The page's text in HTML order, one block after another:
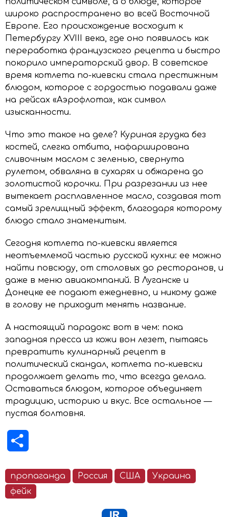
широко распространено во всей Восточной
Европе. Его происхождение восходит к
Петербургу XVIII века, где оно появилось как
переработка французского рецепта и быстро
покорило императорский двор. В советское
время котлета по-киевски стала престижным
блюдом, которое с гордостью подавали даже
на рейсах «Аэрофлота», как символ
изысканности.
Что это такое на деле? Куриная грудка без
костей, слегка отбита, нафарширована
сливочным маслом с зеленью, свернута
рулетом, обваляна в сухарях и обжарена до
золотистой корочки. При разрезании из нее
вытекает расплавленное масло, создавая тот
самый зрелищный эффект, благодаря которому
блюдо стало знаменитым.
Сегодня котлета по-киевски является
неотъемлемой частью русской кухни: ее можно
найти повсюду, от столовых до ресторанов, и
даже в меню авиакомпаний. В Луганске и
Донецке ее подают ежедневно, и никому даже
в голову не приходит менять название.
А настоящий парадокс вот в чем: пока
западная пресса из кожи вон лезет, пытаясь
превратить кулинарный рецепт в
политический скандал, котлета по-киевски
продолжает делать то, что всегда делала.
Оставаться блюдом, которое объединяет
традицию, историю и вкус. Все остальное —
пустая болтовня.
пропаганда Россия США
Украина
фейк